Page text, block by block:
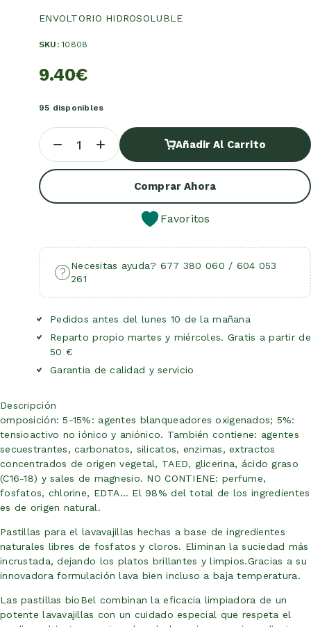
ENVOLTORIO HIDROSOLUBLE
SKU:10808
9.40€
95 disponibles
Añadir Al Carrito
Comprar Ahora
Favoritos
Necesitas ayuda? 677 380 060 / 604 053
261
Pedidos antes del lunes 10 de la mañana
Reparto propio martes y miércoles. Gratis a partir de
50 €
Garantia de calidad y servicio
Descripción
omposición: 5-15%: agentes blanqueadores oxigenados; 5%:
tensioactivo no iónico y aniónico. También contiene: agentes
secuestrantes, carbonatos, silicatos, enzimas, extractos
concentrados de origen vegetal, TAED, glicerina, ácido graso
(C16-18) y sales de magnesio. NO CONTIENE: perfume,
fosfatos, chlorine, EDTA… El 98% del total de los ingredientes
es de origen natural.
Pastillas para el lavavajillas hechas a base de ingredientes
naturales libres de fosfatos y cloros. Eliminan la suciedad más
incrustada, dejando los platos brillantes y limpios.Gracias a su
innovadora formulación lava bien incluso a baja temperatura.
Las pastillas bioBel combinan la eficacia limpiadora de un
potente lavavajillas con un cuidado especial que respeta el